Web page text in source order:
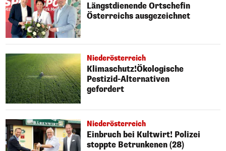
Längstdienende Ortschefin
Österreichs ausgezeichnet
Niederösterreich
Klimaschutz!Ökologische
Pestizid-Alternativen
gefordert
Niederösterreich
Einbruch bei Kultwirt! Polizei
stoppte Betrunkenen (28)